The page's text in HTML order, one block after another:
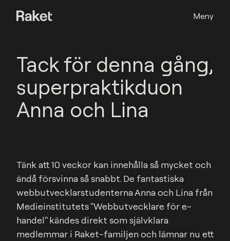
Meny
Tack för denna gång,
superpraktikduon
Anna och Lina
Tänk att 10 veckor kan innehålla så mycket och
ändå försvinna så snabbt. De fantastiska
webbutvecklarstudenterna Anna och Lina från
Medieinstitutets "Webbutvecklare för e-
handel" kändes direkt som självklara
medlemmar i Raket-familjen och lämnar nu ett